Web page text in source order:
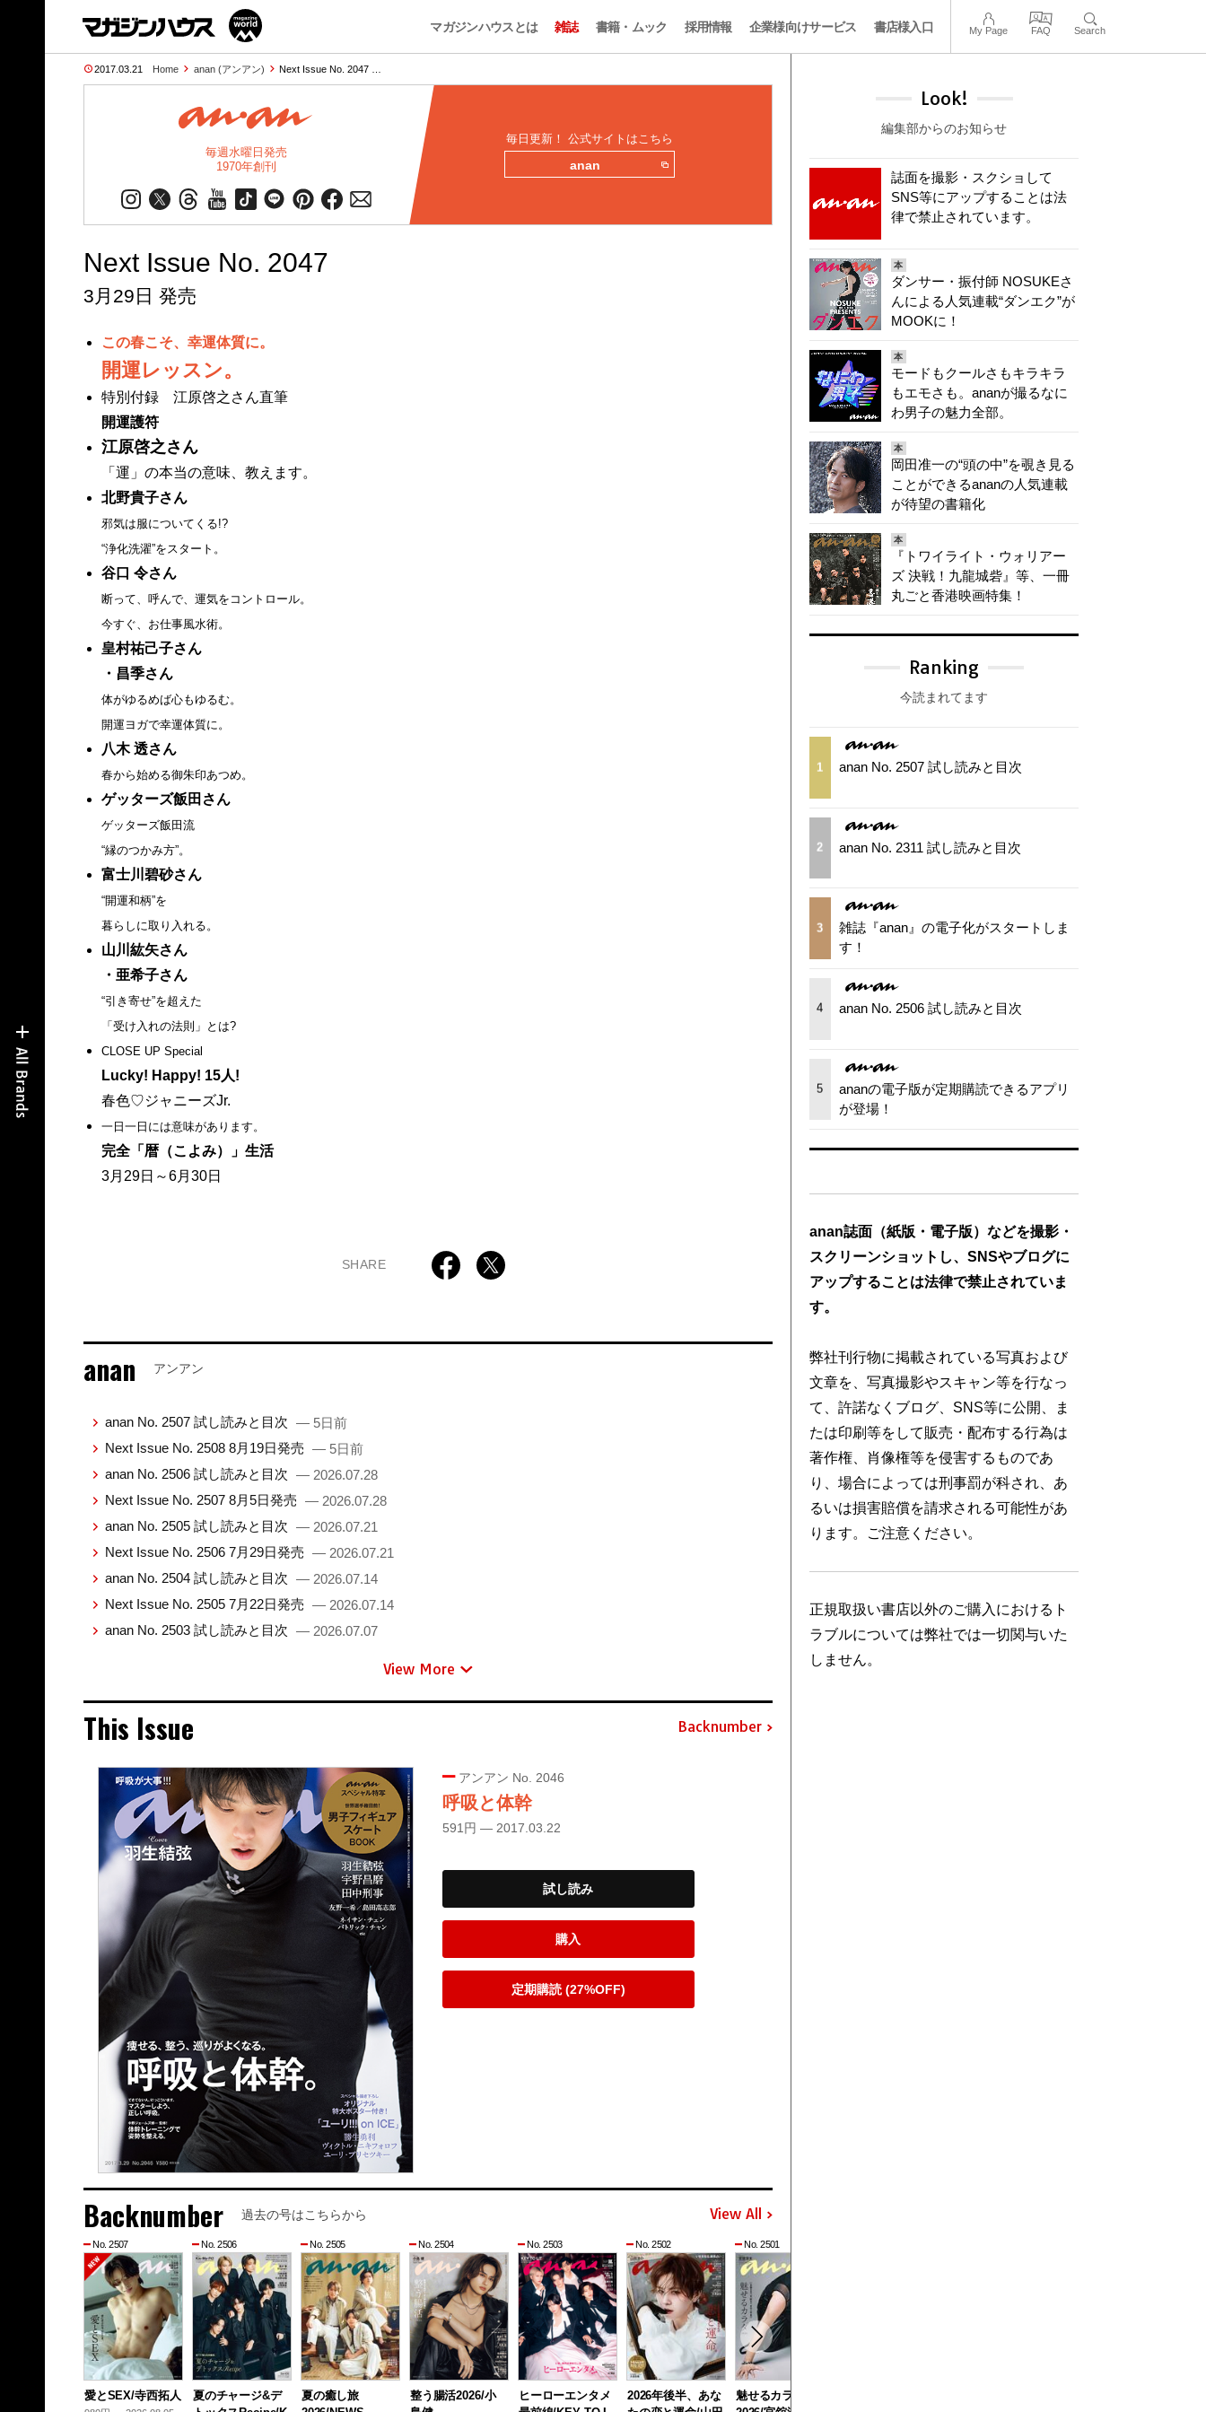
マガジンハウスとは 雑誌 書籍・ムック 採用情報 企業様向けサービス 書店様入口 My Page FAQ Search
2017.03.21 Home anan (アンアン) Next Issue No. 2047 …
毎週水曜日発売
1970年創刊
毎日更新！ 公式サイトはこちら
anan
Next Issue No. 2047
3月29日 発売
この春こそ、幸運体質に。
開運レッスン。
特別付録 江原啓之さん直筆
開運護符
江原啓之さん
「運」の本当の意味、教えます。
北野貴子さん
邪気は服についてくる!?
“浄化洗濯”をスタート。
谷口 令さん
断って、呼んで、運気をコントロール。
今すぐ、お仕事風水術。
皇村祐己子さん
・昌季さん
体がゆるめば心もゆるむ。
開運ヨガで幸運体質に。
八木 透さん
春から始める御朱印あつめ。
ゲッターズ飯田さん
ゲッターズ飯田流
“縁のつかみ方”。
富士川碧砂さん
“開運和柄”を
暮らしに取り入れる。
山川紘矢さん
・亜希子さん
“引き寄せ”を超えた
「受け入れの法則」とは?
CLOSE UP Special
Lucky! Happy! 15人!
春色♡ジャニーズJr.
一日一日には意味があります。
完全「暦（こよみ）」生活
3月29日～6月30日
SHARE
anan アンアン
anan No. 2507 試し読みと目次 — 5日前
Next Issue No. 2508 8月19日発売 — 5日前
anan No. 2506 試し読みと目次 — 2026.07.28
Next Issue No. 2507 8月5日発売 — 2026.07.28
anan No. 2505 試し読みと目次 — 2026.07.21
Next Issue No. 2506 7月29日発売 — 2026.07.21
anan No. 2504 試し読みと目次 — 2026.07.14
Next Issue No. 2505 7月22日発売 — 2026.07.14
anan No. 2503 試し読みと目次 — 2026.07.07
View More
This Issue Backnumber
アンアン No. 2046
呼吸と体幹
591円 — 2017.03.22
試し読み
購入
定期購読 (27%OFF)
Backnumber 過去の号はこちらから View All
No. 2507
愛とSEX/寺西拓人
No. 2506
夏のチャージ&デ
No. 2505
夏の癒し旅
No. 2504
整う腸活2026/小
No. 2503
ヒーローエンタメ
No. 2502
2026年後半、あな
No. 2501
魅せるカラダ
Look!
編集部からのお知らせ
誌面を撮影・スクショして
SNS等にアップすることは法
律で禁止されています。
本
ダンサー・振付師 NOSUKEさ
んによる人気連載“ダンエク”が
MOOKに！
本
モードもクールさもキラキラ
もエモさも。ananが撮るなに
わ男子の魅力全部。
本
岡田准一の“頭の中”を覗き見る
ことができるananの人気連載
が待望の書籍化
本
『トワイライト・ウォリアー
ズ 決戦！九龍城砦』等、一冊
丸ごと香港映画特集！
Ranking
今読まれてます
1 anan No. 2507 試し読みと目次
2 anan No. 2311 試し読みと目次
3
雑誌『anan』の電子化がスタートしま
す！
4 anan No. 2506 試し読みと目次
5
ananの電子版が定期購読できるアプリ
が登場！
anan誌面（紙版・電子版）などを撮影・
スクリーンショットし、SNSやブログに
アップすることは法律で禁止されていま
す。
弊社刊行物に掲載されている写真および
文章を、写真撮影やスキャン等を行なっ
て、許諾なくブログ、SNS等に公開、ま
たは印刷等をして販売・配布する行為は
著作権、肖像権等を侵害するものであ
り、場合によっては刑事罰が科され、あ
るいは損害賠償を請求される可能性があ
ります。ご注意ください。
正規取扱い書店以外のご購入におけるト
ラブルについては弊社では一切関与いた
しません。